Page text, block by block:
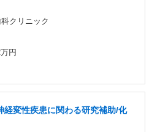
クリニック
円
経変性疾患に関わる研究補助/化